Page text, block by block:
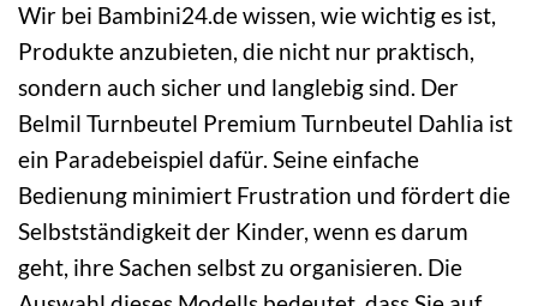
Wir bei Bambini24.de wissen, wie wichtig es ist,
Produkte anzubieten, die nicht nur praktisch,
sondern auch sicher und langlebig sind. Der
Belmil Turnbeutel Premium Turnbeutel Dahlia ist
ein Paradebeispiel dafür. Seine einfache
Bedienung minimiert Frustration und fördert die
Selbstständigkeit der Kinder, wenn es darum
geht, ihre Sachen selbst zu organisieren. Die